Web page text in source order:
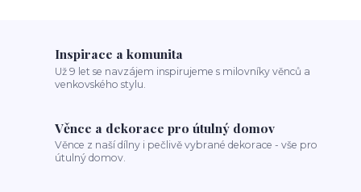
Inspirace a komunita
Už 9 let se navzájem inspirujeme s milovníky věnců a
venkovského stylu.
Věnce a dekorace pro útulný domov
Věnce z naší dílny i pečlivě vybrané dekorace - vše pro
útulný domov.